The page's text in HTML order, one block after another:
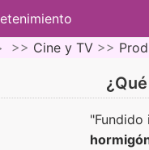
>> Cine y TV >>